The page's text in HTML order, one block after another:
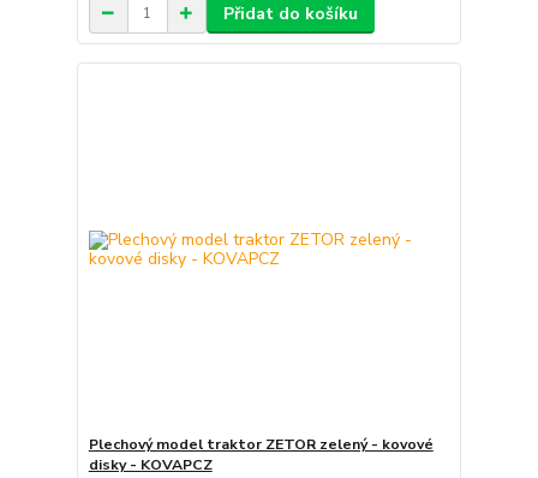
Přidat do košíku
Plechový model traktor ZETOR zelený - kovové
disky - KOVAPCZ